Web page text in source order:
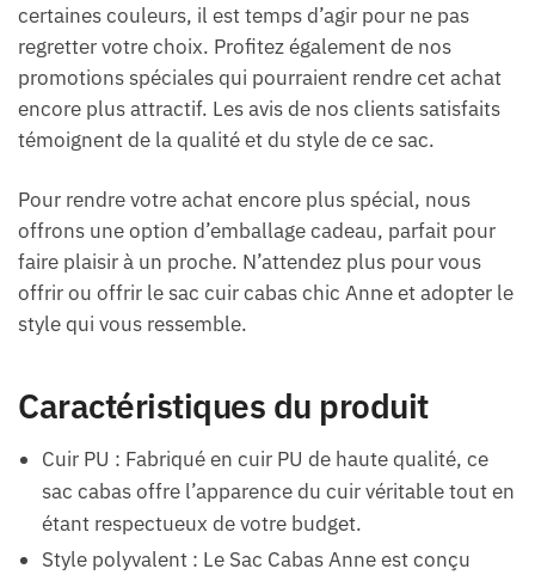
certaines couleurs, il est temps d’agir pour ne pas
regretter votre choix. Profitez également de nos
promotions spéciales qui pourraient rendre cet achat
encore plus attractif. Les avis de nos clients satisfaits
témoignent de la qualité et du style de ce sac.
Pour rendre votre achat encore plus spécial, nous
offrons une option d’emballage cadeau, parfait pour
faire plaisir à un proche. N’attendez plus pour vous
offrir ou offrir le sac cuir cabas chic Anne et adopter le
style qui vous ressemble.
Caractéristiques du produit
Cuir PU : Fabriqué en cuir PU de haute qualité, ce
sac cabas offre l’apparence du cuir véritable tout en
étant respectueux de votre budget.
Style polyvalent : Le Sac Cabas Anne est conçu